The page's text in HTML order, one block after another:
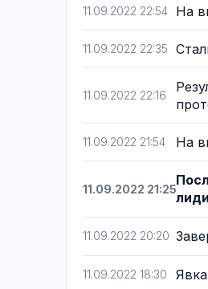
11.09.2022 22:54 На
11.09.2022 22:35
11.09.2022 22:16
11.09.2022 21:54 На
11.09.2022 21:25
11.09.2022 20:20
11.09.2022 18:30